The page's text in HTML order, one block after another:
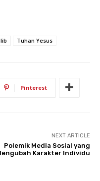
Tuhan Yesus
Pinterest
NEXT ARTICLE
Polemik Media Sosial yang
Karakter Individu